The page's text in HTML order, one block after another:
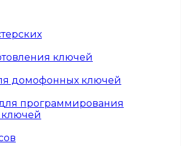
ключей
домофонных ключей
программирования